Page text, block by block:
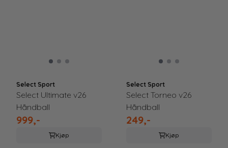
Select Sport
Select Ultimate v26
Håndball
999,-
Kjøp
Select Sport
Select Torneo v26
Håndball
249,-
Kjøp